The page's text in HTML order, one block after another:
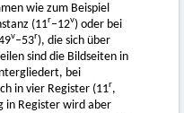
wie zum Beispiel
(11r–12v) oder bei
v–53r), die sich über
sind die Bildseiten in
bei
in vier Register (11r,
in Register wird aber